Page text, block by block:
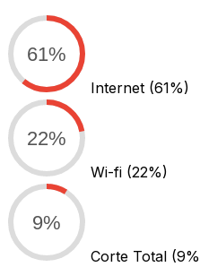
61%
Internet (61%)
22%
Wi-fi (22%)
9%
Corte Total